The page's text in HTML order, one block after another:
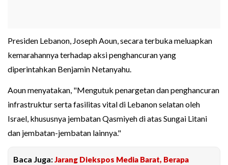
Presiden Lebanon, Joseph Aoun, secara terbuka meluapkan
kemarahannya terhadap aksi penghancuran yang
diperintahkan Benjamin Netanyahu.
Aoun menyatakan, "Mengutuk penargetan dan penghancuran
infrastruktur serta fasilitas vital di Lebanon selatan oleh
Israel, khususnya jembatan Qasmiyeh di atas Sungai Litani
dan jembatan-jembatan lainnya."
Baca Juga:Jarang Diekspos Media Barat, Berapa